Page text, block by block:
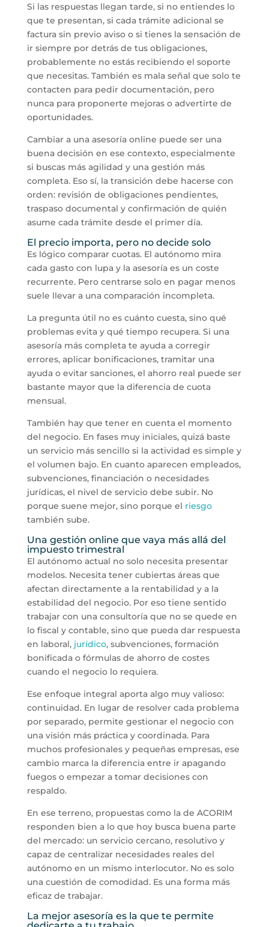
Si las respuestas llegan tarde, si no entiendes lo
que te presentan, si cada trámite adicional se
factura sin previo aviso o si tienes la sensación de
ir siempre por detrás de tus obligaciones,
probablemente no estás recibiendo el soporte
que necesitas. También es mala señal que solo te
contacten para pedir documentación, pero
nunca para proponerte mejoras o advertirte de
oportunidades.
Cambiar a una asesoría online puede ser una
buena decisión en ese contexto, especialmente
si buscas más agilidad y una gestión más
completa. Eso sí, la transición debe hacerse con
orden: revisión de obligaciones pendientes,
traspaso documental y confirmación de quién
asume cada trámite desde el primer día.
El precio importa, pero no decide solo
Es lógico comparar cuotas. El autónomo mira
cada gasto con lupa y la asesoría es un coste
recurrente. Pero centrarse solo en pagar menos
suele llevar a una comparación incompleta.
La pregunta útil no es cuánto cuesta, sino qué
problemas evita y qué tiempo recupera. Si una
asesoría más completa te ayuda a corregir
errores, aplicar bonificaciones, tramitar una
ayuda o evitar sanciones, el ahorro real puede ser
bastante mayor que la diferencia de cuota
mensual.
También hay que tener en cuenta el momento
del negocio. En fases muy iniciales, quizá baste
un servicio más sencillo si la actividad es simple y
el volumen bajo. En cuanto aparecen empleados,
subvenciones, financiación o necesidades
jurídicas, el nivel de servicio debe subir. No
porque suene mejor, sino porque el riesgo
también sube.
Una gestión online que vaya más allá del
impuesto trimestral
El autónomo actual no solo necesita presentar
modelos. Necesita tener cubiertas áreas que
afectan directamente a la rentabilidad y a la
estabilidad del negocio. Por eso tiene sentido
trabajar con una consultoría que no se quede en
lo fiscal y contable, sino que pueda dar respuesta
en laboral, jurídico, subvenciones, formación
bonificada o fórmulas de ahorro de costes
cuando el negocio lo requiera.
Ese enfoque integral aporta algo muy valioso:
continuidad. En lugar de resolver cada problema
por separado, permite gestionar el negocio con
una visión más práctica y coordinada. Para
muchos profesionales y pequeñas empresas, ese
cambio marca la diferencia entre ir apagando
fuegos o empezar a tomar decisiones con
respaldo.
En ese terreno, propuestas como la de ACORIM
responden bien a lo que hoy busca buena parte
del mercado: un servicio cercano, resolutivo y
capaz de centralizar necesidades reales del
autónomo en un mismo interlocutor. No es solo
una cuestión de comodidad. Es una forma más
eficaz de trabajar.
La mejor asesoría es la que te permite